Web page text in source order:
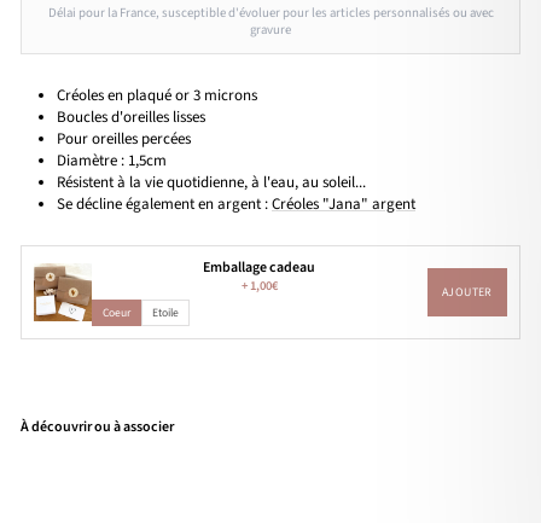
Délai pour la France, susceptible d'évoluer pour les articles personnalisés ou avec
gravure
Créoles en plaqué or 3 microns
Boucles d'oreilles lisses
Pour oreilles percées
Diamètre : 1,5cm
Résistent à la vie quotidienne, à l'eau, au soleil...
Se décline également en argent :Créoles "Jana" argent
Emballage cadeau
+1,00€
Coeur Etoile
AJOUTER
À découvrir ou à associer